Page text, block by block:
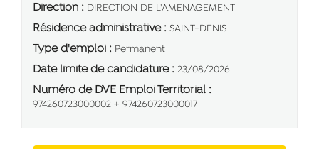
Direction : DIRECTION DE L'AMENAGEMENT
Résidence administrative : SAINT-DENIS
Type d'emploi : Permanent
Date limite de candidature : 23/08/2026
Numéro de DVE Emploi Territorial :
974260723000002 + 974260723000017